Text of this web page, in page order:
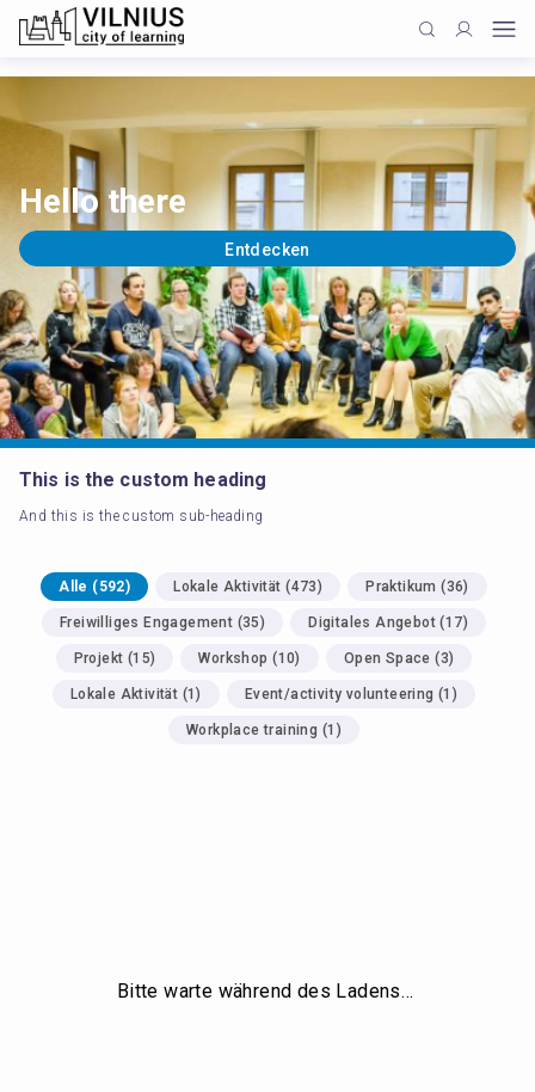
Hello there
Entdecken
This is the custom heading
And this is the custom sub-heading
Alle ( 592) Lokale Aktivität (473) Praktikum (36)
Freiwilliges Engagement (35) Digitales Angebot (17)
Projekt (15) Workshop (10) Open Space (3)
Lokale Aktivität (1) Event/activity volunteering (1 )
Workplace training (1 )
Bitte warte während des Ladens…